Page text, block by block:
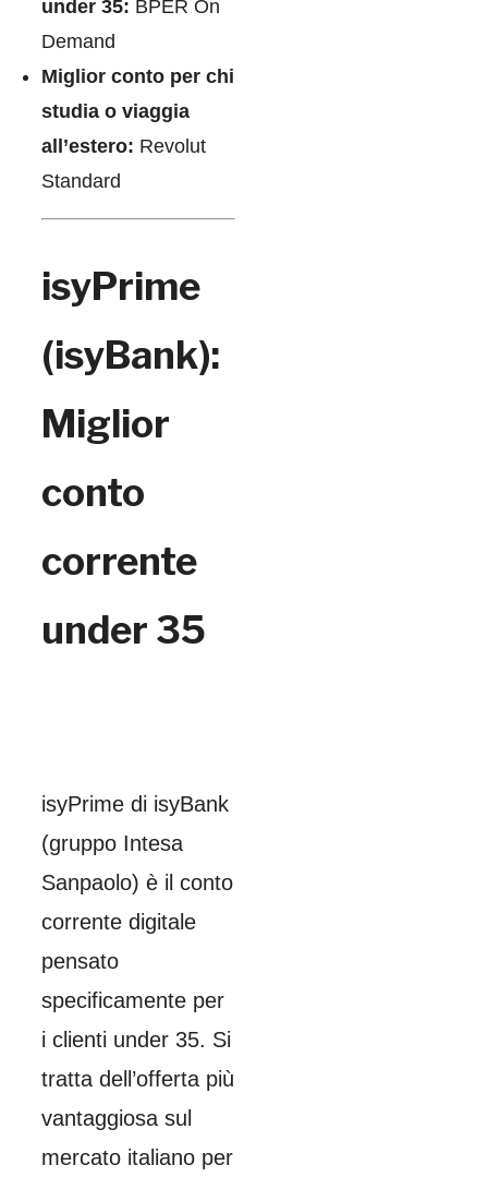
under 35: BPER On
Demand
Miglior conto per chi
studia o viaggia
all’estero: Revolut
Standard
isyPrime
(isyBank):
Miglior
conto
corrente
under 35
isyPrime di isyBank
(gruppo Intesa
Sanpaolo) è il conto
corrente digitale
pensato
specificamente per
i clienti under 35. Si
tratta dell’offerta più
vantaggiosa sul
mercato italiano per